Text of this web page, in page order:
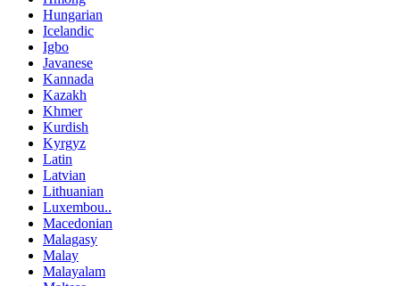
Hungarian
Icelandic
Igbo
Javanese
Kannada
Kazakh
Khmer
Kurdish
Kyrgyz
Latin
Latvian
Lithuanian
Luxembou..
Macedonian
Malagasy
Malay
Malayalam